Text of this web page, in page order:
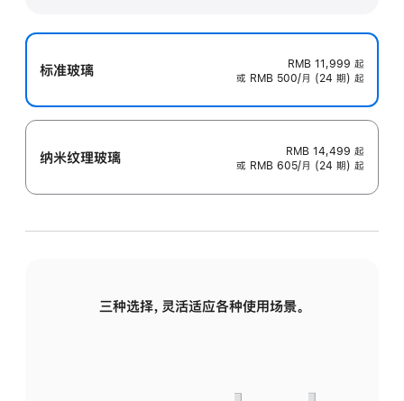
标准玻璃 RMB 11,999 起
或 RMB 500/月 (24 期) 起
纳米纹理玻璃 RMB 14,499 起
或 RMB 605/月 (24 期) 起
三种选择，灵活适应各种使用场景。